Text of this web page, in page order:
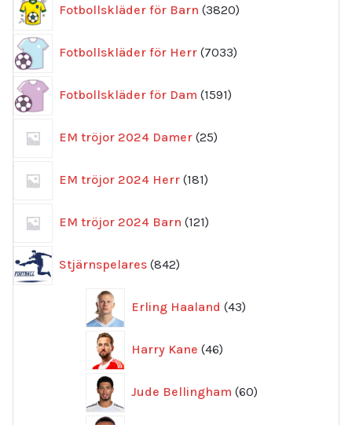
Fotbollskläder för Barn 3820
produkter
Fotbollskläder för Herr 7033
produkter
Fotbollskläder för Dam 1591
produkter
EM tröjor 2024 Damer 25
produkter
EM tröjor 2024 Herr 181
produkter
EM tröjor 2024 Barn 121
produkter
Stjärnspelares 842
produkter
Erling Haaland 43
produkter
Harry Kane 46
produkter
Jude Bellingham 60
produkter